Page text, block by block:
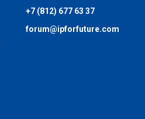
+7 (812) 677 63 37
forum@ipforfuture.com